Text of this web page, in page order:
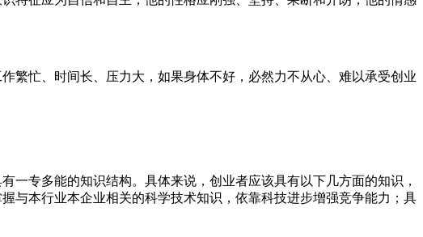
繁忙、时间长、压力大，如果身体不好，必然力不从心、难以承受创业
专多能的知识结构。具体来说，创业者应该具有以下几方面的知识，
与本行业本企业相关的科学技术知识，依靠科技进步增强竞争能力；具